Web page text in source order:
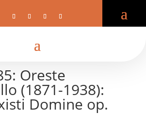
Oreste
(1871-1938):
Domine op.